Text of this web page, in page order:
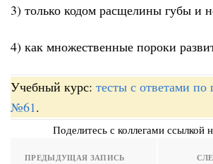
3) только кодом расщелины губы и
4) как множественные пороки
Учебный курс: тесты с ответами по
№61.
Поделитесь с коллегами ссылкой
ПРЕДЫДУЩАЯ ЗАПИСЬ